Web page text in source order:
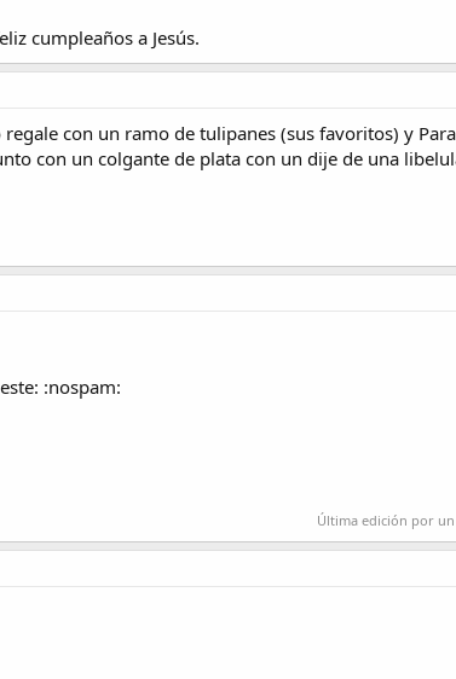
cumpleaños a Jesús.
con un ramo de tulipanes (sus favoritos) y
con un colgante de plata con un dije de una
:nospam:
Última edición por